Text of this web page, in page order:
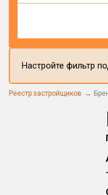
Настройте фильтр
Реестр застройщиков